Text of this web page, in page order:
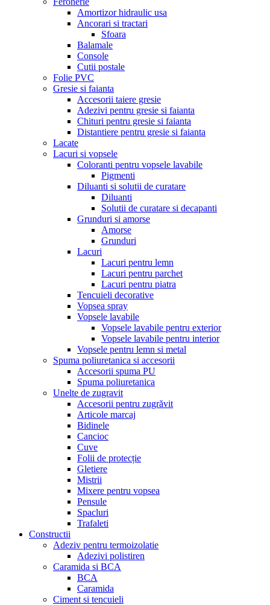
Amortizor hidraulic usa
Ancorari si tractari
Sfoara
Balamale
Console
Cutii postale
Folie PVC
Gresie si faianta
Accesorii taiere gresie
Adezivi pentru gresie si faianta
Chituri pentru gresie si faianta
Distantiere pentru gresie si faianta
Lacate
Lacuri si vopsele
Coloranti pentru vopsele lavabile
Pigmenti
Diluanti si solutii de curatare
Diluanti
Solutii de curatare si decapanti
Grunduri si amorse
Amorse
Grunduri
Lacuri
Lacuri pentru lemn
Lacuri pentru parchet
Lacuri pentru piatra
Tencuieli decorative
Vopsea spray
Vopsele lavabile
Vopsele lavabile pentru exterior
Vopsele lavabile pentru interior
Vopsele pentru lemn si metal
Spuma poliuretanica si accesorii
Accesorii spuma PU
Spuma poliuretanica
Unelte de zugravit
Accesorii pentru zugrăvit
Articole marcaj
Bidinele
Cancioc
Cuve
Folii de protecție
Gletiere
Mistrii
Mixere pentru vopsea
Pensule
Spacluri
Trafaleti
Constructii
Adeziv pentru termoizolatie
Adezivi polistiren
Caramida si BCA
BCA
Caramida
Ciment si tencuieli